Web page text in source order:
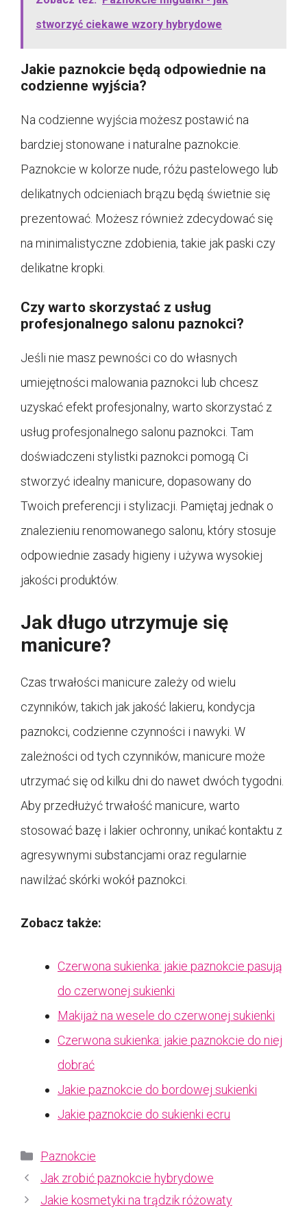
stworzyć ciekawe wzory hybrydowe
Jakie paznokcie będą odpowiednie na
codzienne wyjścia?
Na codzienne wyjścia możesz postawić na
bardziej stonowane i naturalne paznokcie.
Paznokcie w kolorze nude, różu pastelowego lub
delikatnych odcieniach brązu będą świetnie się
prezentować. Możesz również zdecydować się
na minimalistyczne zdobienia, takie jak paski czy
delikatne kropki.
Czy warto skorzystać z usług
profesjonalnego salonu paznokci?
Jeśli nie masz pewności co do własnych
umiejętności malowania paznokci lub chcesz
uzyskać efekt profesjonalny, warto skorzystać z
usług profesjonalnego salonu paznokci. Tam
doświadczeni stylistki paznokci pomogą Ci
stworzyć idealny manicure, dopasowany do
Twoich preferencji i stylizacji. Pamiętaj jednak o
znalezieniu renomowanego salonu, który stosuje
odpowiednie zasady higieny i używa wysokiej
jakości produktów.
Jak długo utrzymuje się
manicure?
Czas trwałości manicure zależy od wielu
czynników, takich jak jakość lakieru, kondycja
paznokci, codzienne czynności i nawyki. W
zależności od tych czynników, manicure może
utrzymać się od kilku dni do nawet dwóch tygodni.
Aby przedłużyć trwałość manicure, warto
stosować bazę i lakier ochronny, unikać kontaktu z
agresywnymi substancjami oraz regularnie
nawilżać skórki wokół paznokci.
Zobacz także:
Czerwona sukienka: jakie paznokcie pasują
do czerwonej sukienki
Makijaż na wesele do czerwonej sukienki
Czerwona sukienka: jakie paznokcie do niej
dobrać
Jakie paznokcie do bordowej sukienki
Jakie paznokcie do sukienki ecru
Kategorie
Paznokcie
Jak zrobić paznokcie hybrydowe
Jakie kosmetyki na trądzik różowaty